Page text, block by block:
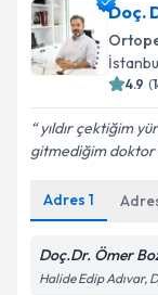
E-posta
Kişisel
Metni
Doç.
4.9 (
yıldır çektiğim
gitmediğim doktor
Adres 1
Doç.Dr. Ömer
Halide Edip Adıvar,